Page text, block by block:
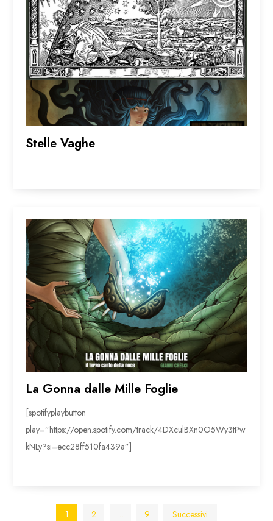
Stelle Vaghe
La Gonna dalle Mille Foglie
[spotifyplaybutton
play=”https://open.spotify.com/track/4DXculBXn0O5Wy3tPw
kNLy?si=ecc28ff510fa439a”]
1 2 … 9 Successivi